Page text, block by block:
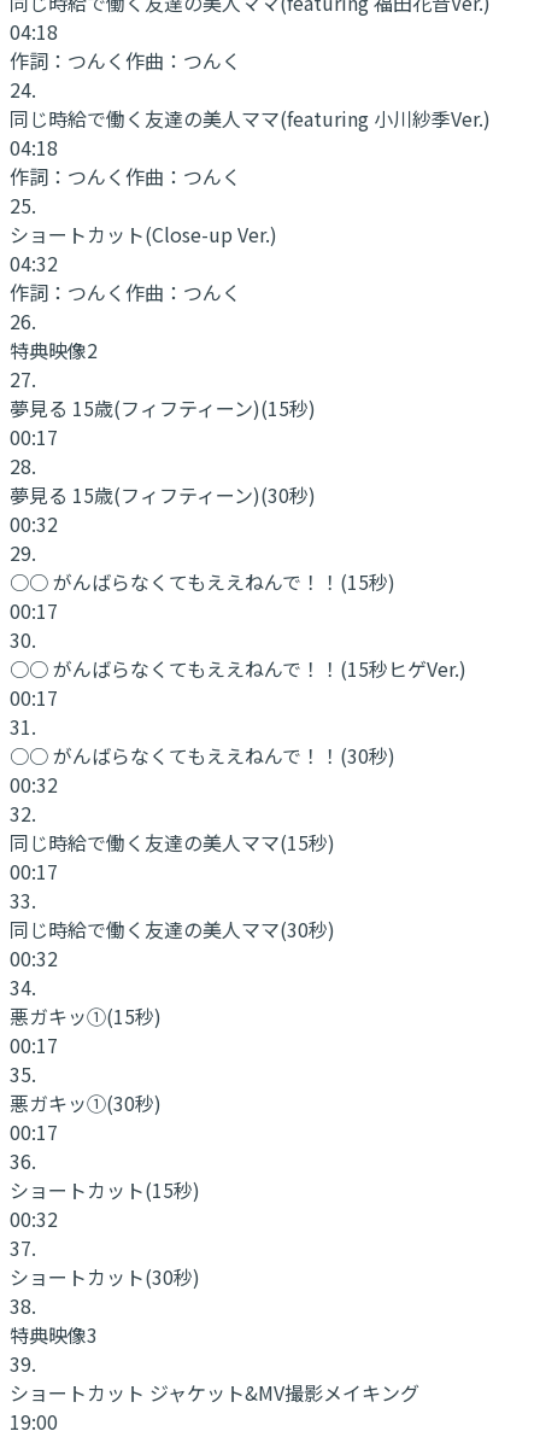
04:18
作詞： つんく作曲： つんく
24.
同じ時給で働く友達の美人ママ(featuring 小川紗季Ver.)
04:18
作詞： つんく作曲： つんく
25.
ショートカット(Close-up Ver.)
04:32
作詞： つんく作曲： つんく
26.
特典映像2
27.
夢見る 15歳(フィフティーン)(15秒)
00:17
28.
夢見る 15歳(フィフティーン)(30秒)
00:32
29.
○○ がんばらなくてもええねんで！！ (15秒)
00:17
30.
○○ がんばらなくてもええねんで！！ (15秒ヒゲVer.)
00:17
31.
○○ がんばらなくてもええねんで！！ (30秒)
00:32
32.
同じ時給で働く友達の美人ママ(15秒)
00:17
33.
同じ時給で働く友達の美人ママ(30秒)
00:32
34.
悪ガキッ①(15秒)
00:17
35.
悪ガキッ①(30秒)
00:17
36.
ショートカット(15秒)
00:32
37.
ショートカット(30秒)
38.
特典映像3
39.
ショートカット ジャケット&MV撮影メイキング
19:00